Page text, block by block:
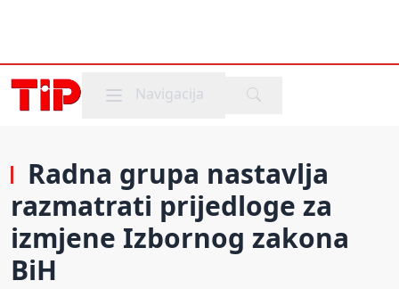
Mobile menu
Navigacija
Radna grupa nastavlja
razmatrati prijedloge za
izmjene Izbornog zakona
BiH